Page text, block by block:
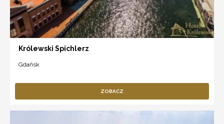
Królewski Spichlerz
Gdańsk
ZOBACZ